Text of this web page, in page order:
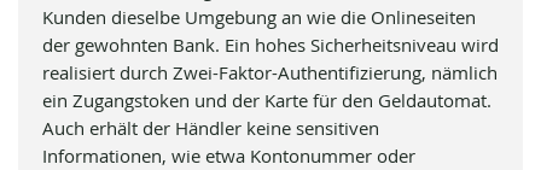
Kunden dieselbe Umgebung an wie die Onlineseiten
der gewohnten Bank. Ein hohes Sicherheitsniveau wird
realisiert durch Zwei-Faktor-Authentifizierung, nämlich
ein Zugangstoken und der Karte für den Geldautomat.
Auch erhält der Händler keine sensitiven
Informationen, wie etwa Kontonummer oder